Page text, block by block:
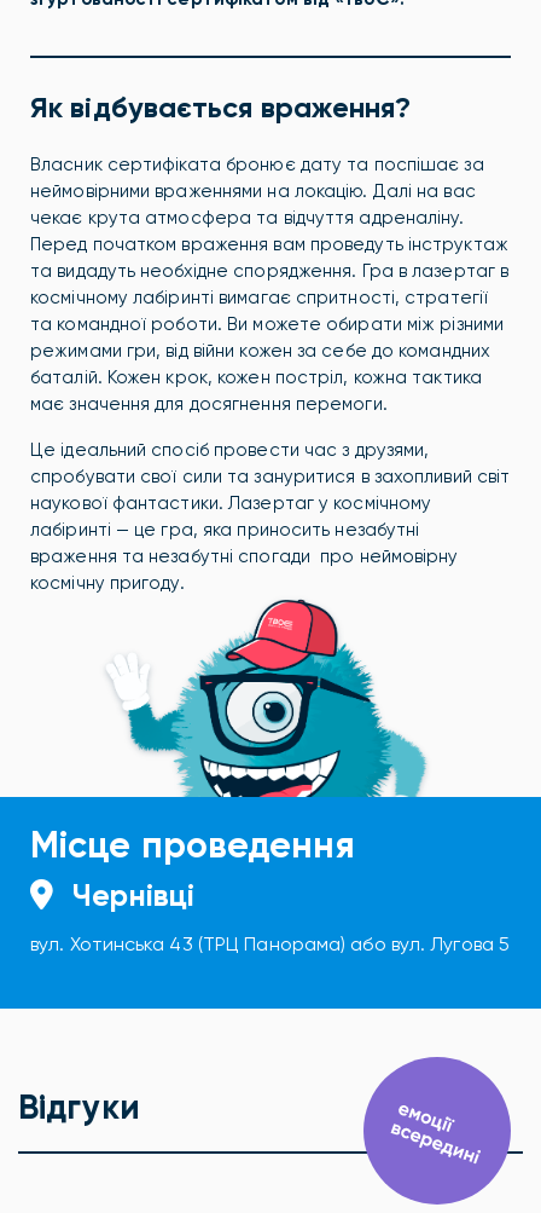
Як відбувається враження?
Власник сертифіката бронює дату та поспішає за
неймовірними враженнями на локацію. Далі на вас
чекає крута атмосфера та відчуття адреналіну.
Перед початком враження вам проведуть інструктаж
та видадуть необхідне спорядження. Гра в лазертаг в
космічному лабіринті вимагає спритності, стратегії
та командної роботи. Ви можете обирати між різними
режимами гри, від війни кожен за себе до командних
баталій. Кожен крок, кожен постріл, кожна тактика
має значення для досягнення перемоги.
Це ідеальний спосіб провести час з друзями,
спробувати свої сили та зануритися в захопливий світ
наукової фантастики. Лазертаг у космічному
лабіринті — це гра, яка приносить незабутні
враження та незабутні спогади про неймовірну
космічну пригоду.
Місце проведення
Чернівці
вул. Хотинська 43 (ТРЦ Панорама) або вул. Лугова 5
Відгуки